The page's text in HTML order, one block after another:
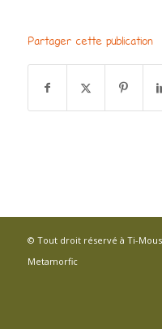
Partager cette publication
© Tout droit réservé à Ti-
Metamorfic